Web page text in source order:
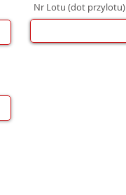
Nr Lotu (dot przylotu)